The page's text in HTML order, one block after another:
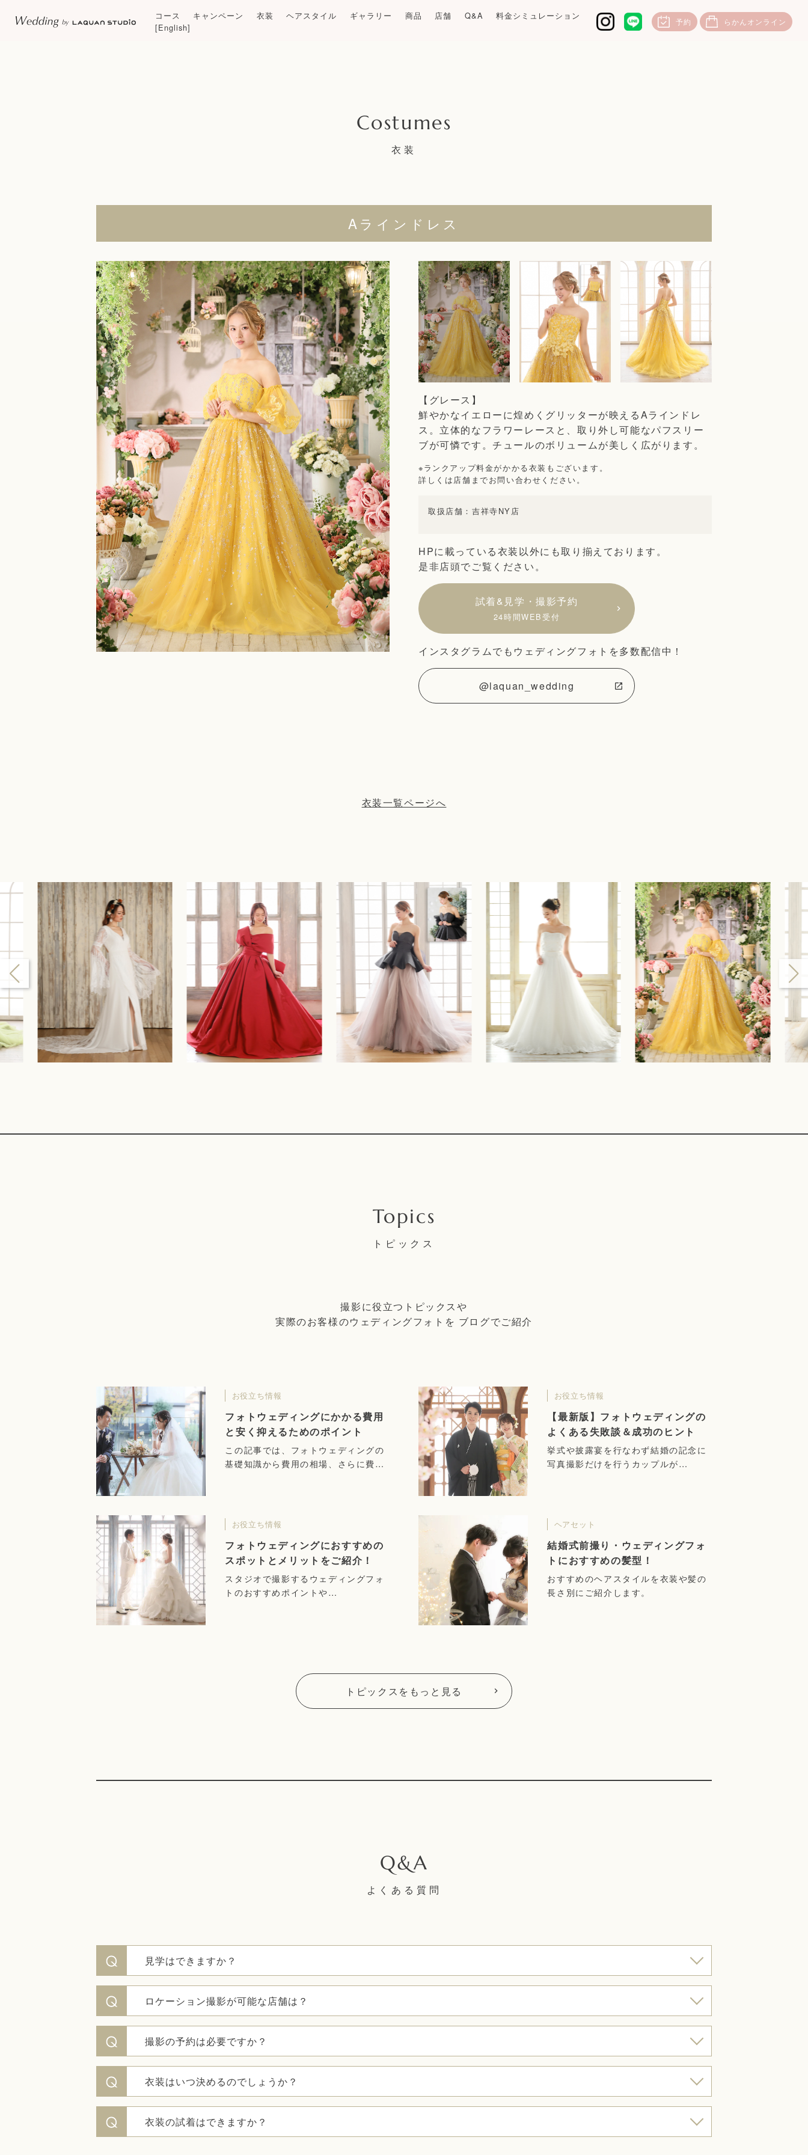
コース キャンペーン 衣装 ヘアスタイル ギャラリー 商品 店舗 Q&A
料金シミュレーション
[English]
予約 らかんオンライン
衣装
Aラインドレス
【グレース】
鮮やかなイエローに煌めくグリッターが映えるAラインドレ
ス。立体的なフラワーレースと、取り外し可能なパフスリー
ブが可憐です。チュールのボリュームが美しく広がります。
※ランクアップ料金がかかる衣装もございます。
詳しくは店舗までお問い合わせください。
吉祥寺NY店
HPに載っている衣装以外にも取り揃えております。
是非店頭でご覧ください。
試着&見学・撮影予約
24時間WEB受付
インスタグラムでもウェディングフォトを多数配信中！
@laquan_wedding
衣装一覧ページへ
トピックス
撮影に役立つトピックスや
実際のお客様のウェディングフォトを ブログでご紹介
お役立ち情報
フォトウェディングにかかる費用
と安く抑えるためのポイント
この記事では、フォトウェディングの
基礎知識から費用の相場、さらに費用
お役立ち情報
【最新版】フォトウェディングの
よくある失敗談＆成功のヒント
挙式や披露宴を行なわず結婚の記念に
写真撮影だけを行うカップルが…
お役立ち情報
フォトウェディングにおすすめの
スポットとメリットをご紹介！
スタジオで撮影するウェディングフォ
トのおすすめポイントや…
ヘアセット
結婚式前撮り・ウェディングフォ
トにおすすめの髪型！
おすすめのヘアスタイルを衣装や髪の
長さ別にご紹介します。
トピックスをもっと見る
よくある質問
見学はできますか？
ロケーション撮影が可能な店舗は？
撮影の予約は必要ですか？
衣装はいつ決めるのでしょうか？
衣装の試着はできますか？